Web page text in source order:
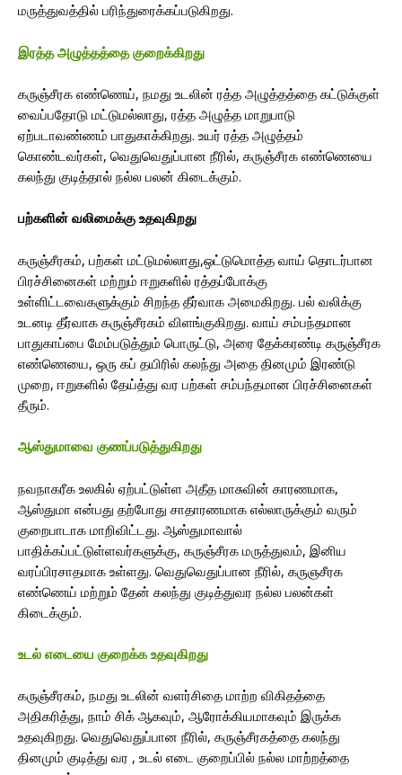
மருத்துவத்தில் பரிந்துரைக்கப்படுகிறது.
இரத்த அழுத்தத்தை குறைக்கிறது
கருஞ்சீரக எண்ணெய், நமது உடலின் ரத்த அழுத்தத்தை கட்டுக்குள்
வைப்பதோடு மட்டுமல்லாது, ரத்த அழுத்த மாறுபாடு
ஏற்படாவண்ணம் பாதுகாக்கிறது. உயர் ரத்த அழுத்தம்
கொண்டவர்கள், வெதுவெதுப்பான நீரில், கருஞ்சீரக எண்ணெயை
கலந்து குடித்தால் நல்ல பலன் கிடைக்கும்.
பற்களின் வலிமைக்கு உதவுகிறது
கருஞ்சீரகம், பற்கள் மட்டுமல்லாது,ஒட்டுமொத்த வாய் தொடர்பான
பிரச்சினைகள் மற்றும் ஈறுகளில் ரத்தப்போக்கு
உள்ளிட்டவைகளுக்கும் சிறந்த தீர்வாக அமைகிறது. பல் வலிக்கு
உடனடி தீர்வாக கருஞ்சீரகம் விளங்குகிறது. வாய் சம்பந்தமான
பாதுகாப்பை மேம்படுத்தும் பொருட்டு, அரை தேக்கரண்டி கருஞ்சீரக
எண்ணெயை, ஒரு கப் தயிரில் கலந்து அதை தினமும் இரண்டு
முறை, ஈறுகளில் தேய்த்து வர பற்கள் சம்பந்தமான பிரச்சினைகள்
தீரும்.
​ஆஸ்துமாவை குணப்படுத்துகிறது
நவநாகரீக உலகில் ஏற்பட்டுள்ள அதீத மாசுவின் காரணமாக,
ஆஸ்துமா என்பது தற்போது சாதாரணமாக எல்லாருக்கும் வரும்
குறைபாடாக மாறிவிட்டது. ஆஸ்துமாவால்
பாதிக்கப்பட்டுள்ளவர்களுக்கு, கருஞ்சீரக மருத்துவம், இனிய
வரப்பிரசாதமாக உள்ளது. வெதுவெதுப்பான நீரில், கருஞசீரக
எண்ணெய் மற்றும் தேன் கலந்து குடித்துவர நல்ல பலன்கள்
கிடைக்கும்.
உடல் எடையை குறைக்க உதவுகிறது
கருஞ்சீரகம், நமது உடலின் வளர்சிதை மாற்ற விகிதத்தை
அதிகரித்து, நாம் சிக் ஆகவும், ஆரோக்கியமாகவும் இருக்க
உதவுகிறது. வெதுவெதுப்பான நீரில், கருஞ்சீரகத்தை கலந்து
தினமும் குடித்து வர , உடல் எடை குறைப்பில் நல்ல மாற்றத்தை